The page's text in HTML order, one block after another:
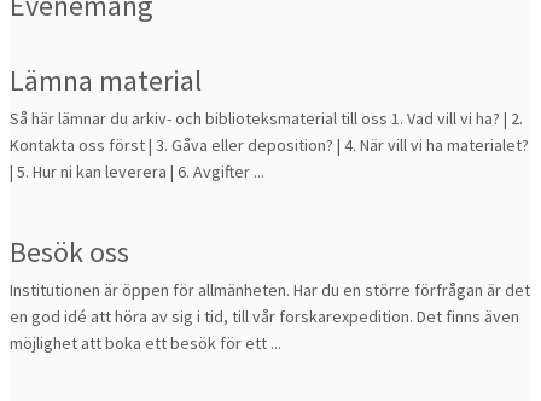
Lämna material
Så här lämnar du arkiv- och biblioteksmaterial till oss 1. Vad vill vi ha? | 2.
Kontakta oss först | 3. Gåva eller deposition? | 4. När vill vi ha materialet?
| 5. Hur ni kan leverera | 6. Avgifter ...
Besök oss
Institutionen är öppen för allmänheten. Har du en större förfrågan är det
en god idé att höra av sig i tid, till vår forskarexpedition. Det finns även
möjlighet att boka ett besök för ett ...